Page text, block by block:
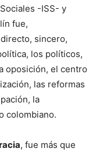
-ISS- y
fue,
sincero,
los políticos,
oposición, el centro
las reformas
la
colombiano.
, fue más que